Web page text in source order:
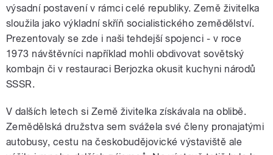
výsadní postavení v rámci celé republiky. Země živitelka
sloužila jako výkladní skříň socialistického zemědělství.
Prezentovaly se zde i naši tehdejší spojenci - v roce
1973 návštěvníci například mohli obdivovat sovětský
kombajn či v restauraci Berjozka okusit kuchyni národů
SSSR.
V dalších letech si Země živitelka získávala na oblibě.
Zemědělská družstva sem svážela své členy pronajatými
autobusy, cestu na českobudějovické výstaviště ale